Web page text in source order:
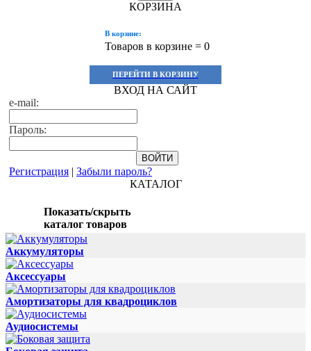
КОРЗИНА
В корзине:
Товаров в корзине = 0
ПЕРЕЙТИ В КОРЗИНУ
ВХОД НА САЙТ
e-mail:
Пароль:
Регистрация | Забыли пароль?
КАТАЛОГ
Показать/скрыть
каталог товаров
Аккумуляторы
Аксессуары
Амортизаторы для квадроциклов
Аудиосистемы